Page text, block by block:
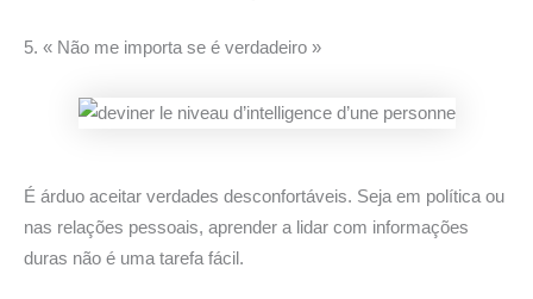
5. « Não me importa se é verdadeiro »
É árduo aceitar verdades desconfortáveis. Seja em política ou
nas relações pessoais, aprender a lidar com informações
duras não é uma tarefa fácil.